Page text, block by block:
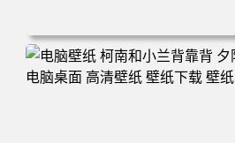
电脑壁纸 动漫 兔子朱迪 狐狸尼克
林 蓝天 4k壁纸 电脑桌面 高清壁纸